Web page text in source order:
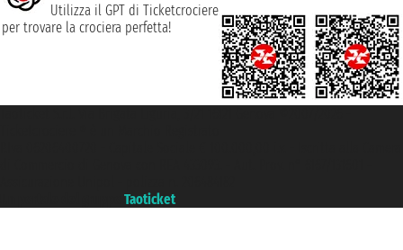
Utilizza il GPT di Ticketcrociere
per trovare la crociera perfetta!
Taoticket